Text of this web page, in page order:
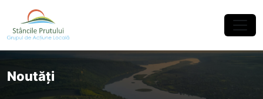
×
Noutăți